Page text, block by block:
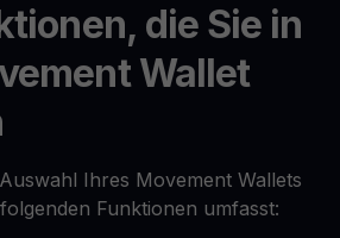
die Sie in
Wallet
Ihres Movement Wallets
Funktionen umfasst: